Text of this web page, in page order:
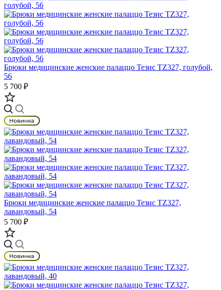
Брюки медицинские женские палаццо Тезис TZ327, голубой,
56
5 700 ₽
Брюки медицинские женские палаццо Тезис TZ327,
лавандовый, 54
5 700 ₽